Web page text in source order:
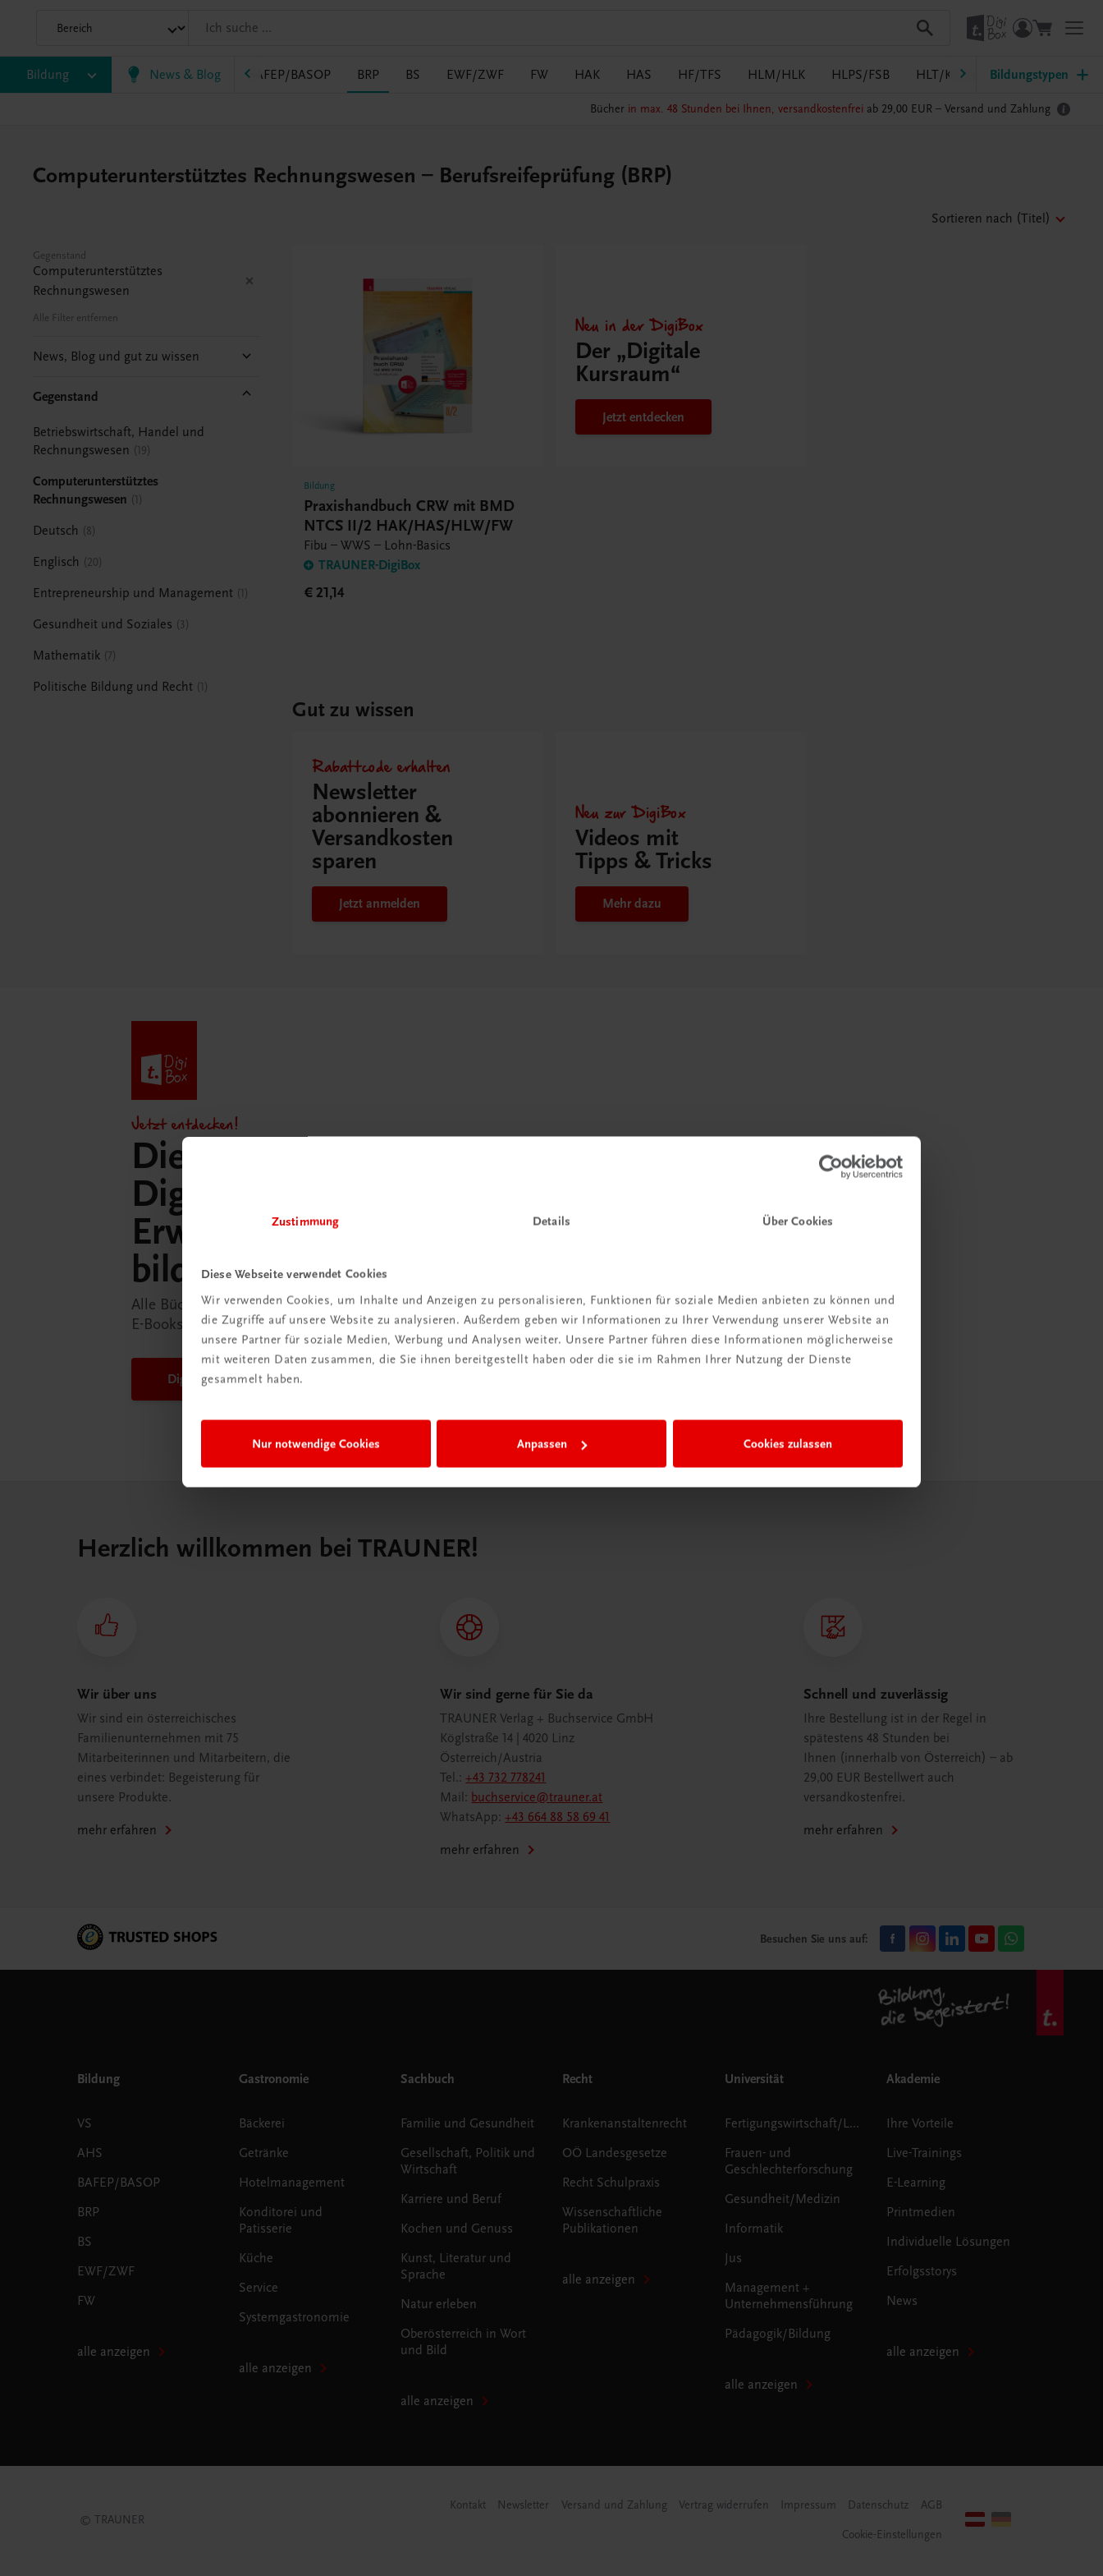
Zustimmung Details Über Cookies
Diese Webseite verwendet Cookies
Wir verwenden Cookies, um Inhalte und Anzeigen zu personalisieren, Funktionen für soziale Medien anbieten zu können und
die Zugriffe auf unsere Website zu analysieren. Außerdem geben wir Informationen zu Ihrer Verwendung unserer Website an
unsere Partner für soziale Medien, Werbung und Analysen weiter. Unsere Partner führen diese Informationen möglicherweise
mit weiteren Daten zusammen, die Sie ihnen bereitgestellt haben oder die sie im Rahmen Ihrer Nutzung der Dienste
gesammelt haben.
Nur notwendige Cookies Anpassen Cookies zulassen
Bildung News & Blog
VS AHS BAFEP/BASOP BRP BS EWF/ZWF FW HAK HAS HF/TFS HLM/HLK HLPS/FSB HLT/Kolleg HLW HTL/FS
Bildungstypen
Bücher in max. 48 Stunden bei Ihnen, versandkostenfrei ab 29,00 EUR – Versand und Zahlung
Computerunterstütztes Rechnungswesen – Berufsreifeprüfung (BRP)
Sortieren nach (Titel)
Gegenstand
Computerunterstütztes
Rechnungswesen
Alle Filter entfernen
News, Blog und gut zu wissen
Gegenstand
Betriebswirtschaft, Handel und
Rechnungswesen
19
Computerunterstütztes
Rechnungswesen
1
Deutsch 8
Englisch 20
Entrepreneurship und Management 1
Gesundheit und Soziales 3
Mathematik 7
Politische Bildung und Recht 1
Bildung
Praxishandbuch CRW mit BMD
NTCS II/2 HAK/HAS/HLW/FW
Fibu – WWS – Lohn-Basics
TRAUNER-DigiBox
€ 21,14
Neu in der DigiBox
Der „Digitale
Kursraum“
Jetzt entdecken
Gut zu wissen
Rabattcode erhalten
Newsletter
abonnieren &
Versandkosten
sparen
Jetzt anmelden
Neu zur DigiBox
Videos mit
Tipps & Tricks
Mehr dazu
Jetzt entdecken!
Die TRAUNER-
DigiBox für die
Erwachsenen­
bildung
Alle Bücher und Lösungshefte unserer Reihen als
E-Books nutzen. Für Trainer/innen und Lernende.
DigiBox für Erwachsenen­bildung
Herzlich willkommen bei TRAUNER!
Wir über uns
Wir sind ein österreichisches
Familienunternehmen mit 75
Mitarbeiterinnen und Mitarbeitern, die
eines verbindet: Begeisterung für
unsere Produkte.
mehr erfahren
Wir sind gerne für Sie da
TRAUNER Verlag + Buchservice GmbH
Köglstraße 14 | 4020 Linz
Österreich/Austria
Tel.:+43 732 778241
Mail: buchservice@trauner.at
WhatsApp:+43 664 88 58 69 41
mehr erfahren
Schnell und zuverlässig
Ihre Bestellung ist in der Regel in
spätestens 48 Stunden bei
Ihnen (innerhalb von Österreich) – ab
29,00 EUR Bestellwert auch
versandkostenfrei.
mehr erfahren
Besuchen Sie uns auf:
Bildung
VS
AHS
BAFEP/BASOP
BRP
BS
EWF/ZWF
FW
alle anzeigen
Gastronomie
Bäckerei
Getränke
Hotelmanagement
Konditorei und
Patisserie
Küche
Service
Systemgastronomie
alle anzeigen
Sachbuch
Familie und Gesundheit
Gesellschaft, Politik und
Wirtschaft
Karriere und Beruf
Kochen und Genuss
Kunst, Literatur und
Sprache
Natur erleben
Oberösterreich in Wort
und Bild
alle anzeigen
Recht
Krankenanstaltenrecht
OÖ Landesgesetze
Recht Schulpraxis
Wissenschaftliche
Publikationen
alle anzeigen
Universität
Fertigungswirtschaft/Logistik
Frauen- und
Geschlechterforschung
Gesundheit/Medizin
Informatik
Jus
Management +
Unternehmensführung
Pädagogik/Bildung
alle anzeigen
Akademie
Ihre Vorteile
Live-Trainings
E-Learning
Printmedien
Individuelle Lösungen
Erfolgsstorys
News
alle anzeigen
© TRAUNER
Kontakt Newsletter Versand und Zahlung Vertrag widerrufen Impressum Datenschutz AGB
Cookie-Einstellungen